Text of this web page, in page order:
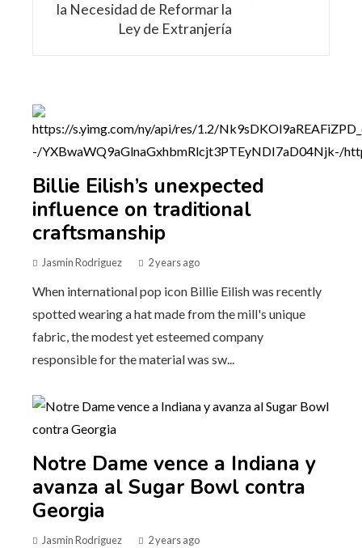
la Necesidad de Reformar la
Ley de Extranjería
Billie Eilish’s unexpected
influence on traditional
craftsmanship
Jasmin Rodriguez 2 years ago
When international pop icon Billie Eilish was recently
spotted wearing a hat made from the mill's unique
fabric, the modest yet esteemed company
responsible for the material was sw...
Notre Dame vence a Indiana y
avanza al Sugar Bowl contra
Georgia
Jasmin Rodriguez 2 years ago